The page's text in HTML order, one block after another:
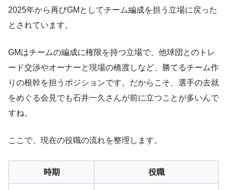
2025年から再びGMとしてチーム編成を担う立場に戻った
とされています。
GMはチームの編成に権限を持つ立場で、他球団とのトレ
ード交渉やオーナーと現場の橋渡しなど、勝てるチーム作
りの根幹を担うポジションです。だからこそ、選手の去就
をめぐる会見でも石井一久さんが前に立つことが多いんで
すね。
ここで、現在の役職の流れを整理します。
時期 役職